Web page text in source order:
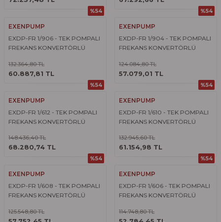
%54
EXENPUMP
EXDP-FR 1/906 - TEK POMPALI
FREKANS KONVERTÖRLÜ
132.364,80 TL
60.887,81 TL
ÜRÜNÜ İNCELE
%54
EXENPUMP
EXDP-FR 1/904 - TEK POMPALI
FREKANS KONVERTÖRLÜ
124.084,80 TL
57.079,01 TL
ÜRÜNÜ İNCELE
%54
EXENPUMP
EXDP-FR 1/612 - TEK POMPALI
FREKANS KONVERTÖRLÜ
148.436,40 TL
68.280,74 TL
ÜRÜNÜ İNCELE
%54
EXENPUMP
EXDP-FR 1/610 - TEK POMPALI
FREKANS KONVERTÖRLÜ
132.945,60 TL
61.154,98 TL
ÜRÜNÜ İNCELE
%54
EXENPUMP
EXDP-FR 1/608 - TEK POMPALI
FREKANS KONVERTÖRLÜ
125.548,80 TLÜRÜNÜ İNCELE
%54
EXENPUMP
EXDP-FR 1/606 - TEK POMPALI
FREKANS KONVERTÖRLÜ
114.748,80 TLÜRÜNÜ İNCELE